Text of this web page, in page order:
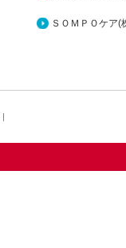
ＳＯＭＰＯケア(